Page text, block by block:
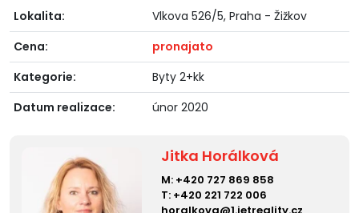
Lokalita:
Vlkova 526/5, Praha - Žižkov
Cena:
pronajato
Kategorie:
Byty 2+kk
Datum realizace:
únor 2020
Jitka Horálková
M: +420 727 869 858
T: +420 221 722 006
horalkova@1.ietreality.cz